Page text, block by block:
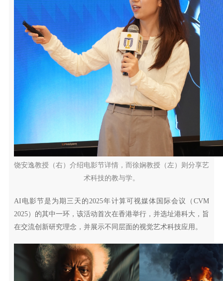
饶安逸教授（右）介绍电影节详情，而徐娴教授（左）则分享艺
术科技的教与学。
AI电影节是为期三天的2025年计算可视媒体国际会议（CVM
2025）的其中一环，该活动首次在香港举行，并选址港科大，旨
在交流创新研究理念，并展示不同层面的视觉艺术科技应用。